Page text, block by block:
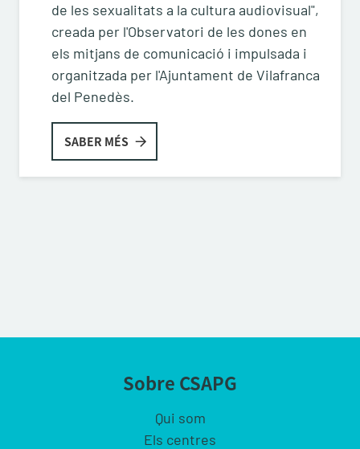
de les sexualitats a la cultura audiovisual",
creada per l'Observatori de les dones en
els mitjans de comunicació i impulsada i
organitzada per l'Ajuntament de Vilafranca
del Penedès.
SABER MÉS
Sobre CSAPG
Qui som
Els centres